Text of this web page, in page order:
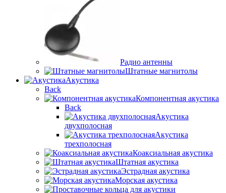
Радио антенны
Штатные магнитолы
Акустика
Back
Компонентная акустика
Back
Акустика
двухполосная
Акустика
трехполосная
Коаксиальная акустика
Штатная акустика
Эстрадная акустика
Морская акустика